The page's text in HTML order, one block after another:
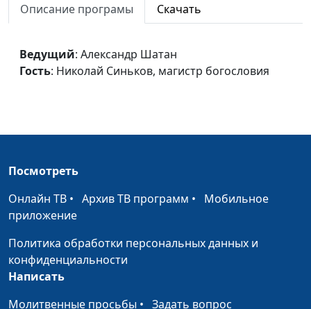
Василий Ничик,
магистр богословия
Оставить ли жизнь?
Александр Шатан,
Василий Ничик,
Василий Ничик,
Проблема развода
Василий Ничик,
Возлюби ближнего
своего
Александр Шатан,
Страх Божий Александр Шатан,
Описание програмы Скачать
Ведущий: Александр Шатан
Гость: Николай Синьков, магистр богословия
Посмотреть
Онлайн ТВ • Архив ТВ программ • Мобильное
приложение
Политика обработки персональных данных и
конфиденциальности
Написать
Молитвенные просьбы • Задать вопрос